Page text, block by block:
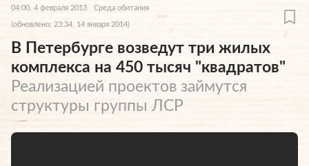
04:00, 4 февраля 2013 Среда обитания
(обновлено: 23:34, 14 января 2014)
В Петербурге возведут три жилых
комплекса на 450 тысяч "квадратов"
Реализацией проектов займутся
структуры группы ЛСР